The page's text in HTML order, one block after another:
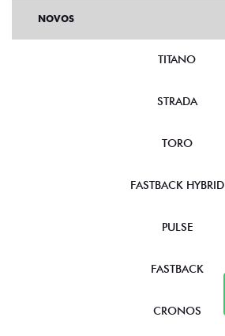
NOVOS
TITANO
STRADA
TORO
FASTBACK HYBRID
PULSE
FASTBACK
CRONOS